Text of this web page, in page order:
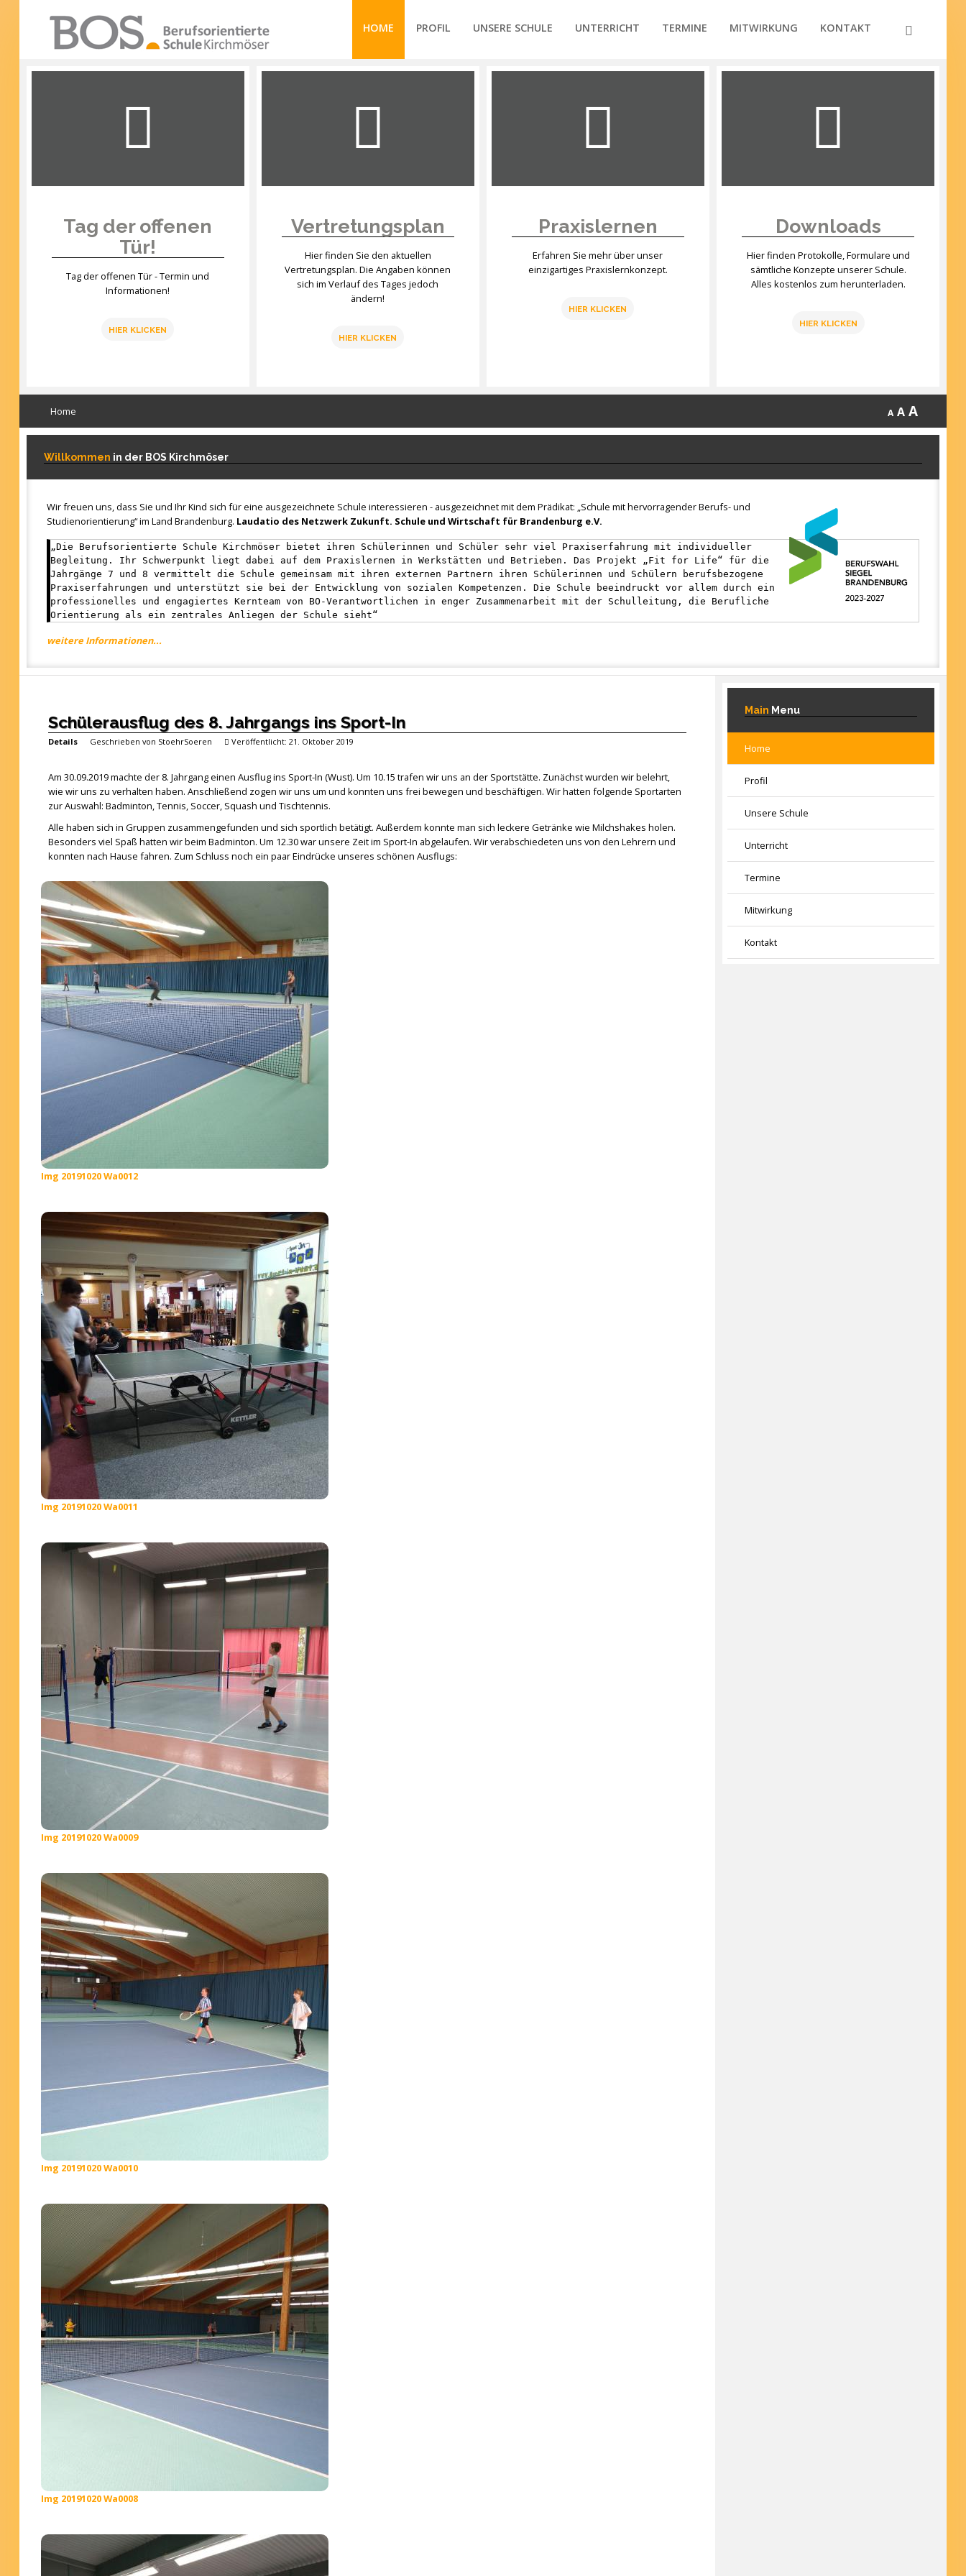
Unsere Schule
Mitwirkung
HOME PROFIL UNSERE SCHULE UNTERRICHT TERMINE MITWIRKUNG KONTAKT
Tag der offenen
Tür!
Tag der offenen Tür - Termin und
Informationen!
HIER KLICKEN
Vertretungsplan
Hier finden Sie den aktuellen
Vertretungsplan. Die Angaben können
sich im Verlauf des Tages jedoch
ändern!
HIER KLICKEN
Praxislernen
Erfahren Sie mehr über unser
einzigartiges Praxislernkonzept.
HIER KLICKEN
Downloads
Hier finden Protokolle, Formulare und
sämtliche Konzepte unserer Schule.
Alles kostenlos zum herunterladen.
HIER KLICKEN
Home A A A
Willkommen in der BOS Kirchmöser
Wir freuen uns, dass Sie und Ihr Kind sich für eine ausgezeichnete Schule interessieren - ausgezeichnet mit dem Prädikat: „Schule mit hervorragender Berufs- und
Studienorientierung“ im Land Brandenburg. Laudatio des Netzwerk Zukunft. Schule und Wirtschaft für Brandenburg e.V.
„Die Berufsorientierte Schule Kirchmöser bietet ihren Schülerinnen und Schüler sehr viel Praxiserfahrung mit individueller
Begleitung. Ihr Schwerpunkt liegt dabei auf dem Praxislernen in Werkstätten und Betrieben. Das Projekt „Fit for Life“ für die
Jahrgänge 7 und 8 vermittelt die Schule gemeinsam mit ihren externen Partnern ihren Schülerinnen und Schülern berufsbezogene
Praxiserfahrungen und unterstützt sie bei der Entwicklung von sozialen Kompetenzen. Die Schule beeindruckt vor allem durch ein
professionelles und engagiertes Kernteam von BO-Verantwortlichen in enger Zusammenarbeit mit der Schulleitung, die Berufliche
Orientierung als ein zentrales Anliegen der Schule sieht“
weitere Informationen...
Schülerausflug des 8. Jahrgangs ins Sport-In
Details Geschrieben von StoehrSoeren Veröffentlicht: 21. Oktober 2019
Am 30.09.2019 machte der 8. Jahrgang einen Ausflug ins Sport-In (Wust). Um 10.15 trafen wir uns an der Sportstätte. Zunächst wurden wir belehrt,
wie wir uns zu verhalten haben. Anschließend zogen wir uns um und konnten uns frei bewegen und beschäftigen. Wir hatten folgende Sportarten
zur Auswahl: Badminton, Tennis, Soccer, Squash und Tischtennis.
Alle haben sich in Gruppen zusammengefunden und sich sportlich betätigt. Außerdem konnte man sich leckere Getränke wie Milchshakes holen.
Besonders viel Spaß hatten wir beim Badminton. Um 12.30 war unsere Zeit im Sport-In abgelaufen. Wir verabschiedeten uns von den Lehrern und
konnten nach Hause fahren. Zum Schluss noch ein paar Eindrücke unseres schönen Ausflugs:
Img 20191020 Wa0012
Img 20191020 Wa0011
Img 20191020 Wa0009
Img 20191020 Wa0010
Img 20191020 Wa0008
Main Menu
Home
Profil
Unsere Schule
Unterricht
Termine
Mitwirkung
Kontakt